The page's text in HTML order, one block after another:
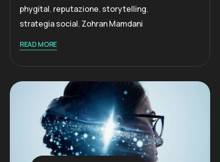
phygital, reputazione, storytelling,
strategia social, Zohran Mamdani
READ MORE